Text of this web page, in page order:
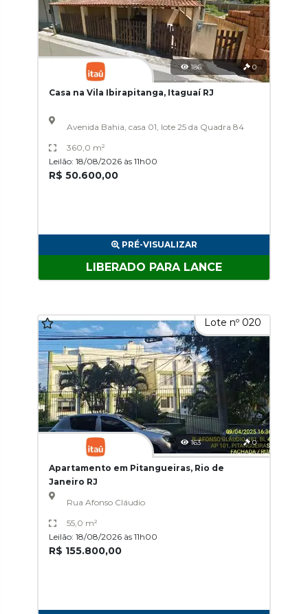
186 0
Casa na Vila Ibirapitanga, Itaguaí RJ
Avenida Bahia, casa 01, lote 25 da Quadra 84
360,0 m²
Leilão: 18/08/2026 às 11h00
R$ 50.600,00
PRÉ-VISUALIZAR
LIBERADO PARA LANCE
Lote nº 020
163 0
Apartamento em Pitangueiras, Rio de
Janeiro RJ
Rua Afonso Cláudio
55,0 m²
Leilão: 18/08/2026 às 11h00
R$ 155.800,00